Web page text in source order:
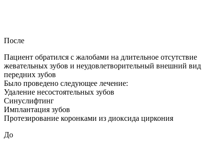
После
Пациент обратился с жалобами на длительное отсутствие
жевательных зубов и неудовлетворительный внешний вид
передних зубов
Было проведено следующее лечение:
Удаление несостоятельных зубов
Синуслифтинг
Имплантация зубов
Протезирование коронками из диоксида циркония
До